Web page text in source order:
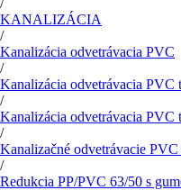
/
KANALIZÁCIA
/
Kanalizácia odvetrávacia PVC
/
Kanalizácia odvetrávacia PVC
/
Kanalizácia odvetrávacia PVC
/
Kanalizačné odvetrávacie
/
Redukcia PP/PVC 63/50 s